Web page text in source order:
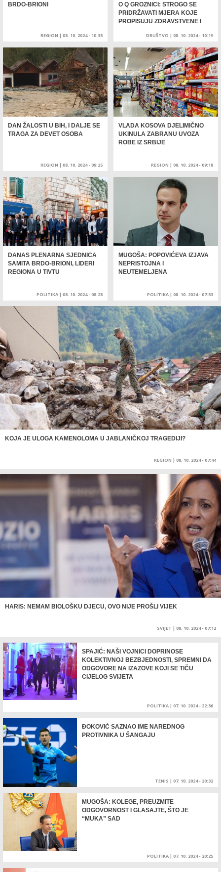
BRDO-BRIONI
REGION | 08. 10. 2024 - 10:35
O Q GROZNICI: STROGO SE
PRIDRŽAVATI MJERA KOJE
PROPISUJU ZDRAVSTVENE I
DRUŠTVO | 08. 10. 2024 - 10:19
DAN ŽALOSTI U BIH, I DALJE SE
TRAGA ZA DEVET OSOBA
REGION | 08. 10. 2024 - 09:25
VLADA KOSOVA DJELIMIČNO
UKINULA ZABRANU UVOZA
ROBE IZ SRBIJE
REGION | 08. 10. 2024 - 09:18
DANAS PLENARNA SJEDNICA
SAMITA BRDO-BRIONI, LIDERI
REGIONA U TIVTU
POLITIKA | 08. 10. 2024 - 08:28
MUGOŠA: POPOVIĆEVA IZJAVA
NEPRISTOJNA I
NEUTEMELJENA
POLITIKA | 08. 10. 2024 - 07:53
KOJA JE ULOGA KAMENOLOMA U JABLANIČKOJ TRAGEDIJI?
REGION | 08. 10. 2024 - 07:44
HARIS: NEMAM BIOLOŠKU DJECU, OVO NIJE PROŠLI VIJEK
SVIJET | 08. 10. 2024 - 07:12
SPAJIĆ: NAŠI VOJNICI DOPRINOSE
KOLEKTIVNOJ BEZBJEDNOSTI, SPREMNI DA
ODGOVORE NA IZAZOVE KOJI SE TIČU
CIJELOG SVIJETA
POLITIKA | 07. 10. 2024 - 22:36
ĐOKOVIĆ SAZNAO IME NAREDNOG
PROTIVNIKA U ŠANGAJU
TENIS | 07. 10. 2024 - 20:32
MUGOŠA: KOLEGE, PREUZMITE
ODGOVORNOST I GLASAJTE, ŠTO JE
“MUKA” SAD
POLITIKA | 07. 10. 2024 - 20:25